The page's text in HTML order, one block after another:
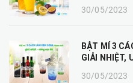
30/05/2023
BẬT MÍ 3
GIẢI NHIỆT,
30/05/2023